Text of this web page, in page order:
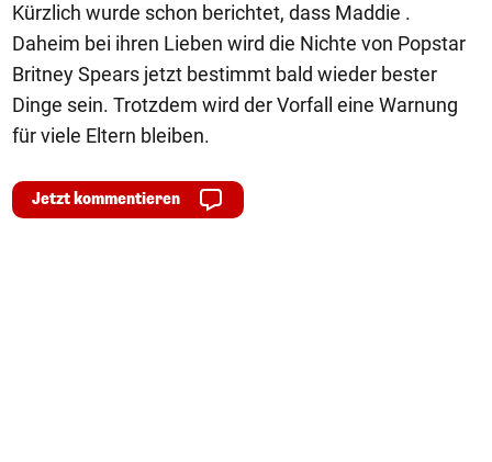
Kürzlich wurde schon berichtet, dass Maddie .
Daheim bei ihren Lieben wird die Nichte von Popstar
Britney Spears jetzt bestimmt bald wieder bester
Dinge sein. Trotzdem wird der Vorfall eine Warnung
für viele Eltern bleiben.
Jetzt kommentieren